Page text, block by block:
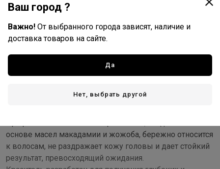
Доставка
Стоимость и способы доставки будут доступны при
оформлении заказа.
Описание
Совершенная технология и привычный алгоритм
основе масел макадамии и жожоба, бережно относится
к волосам, не раздражает кожу головы и дает стойкий
результат, превосходящий ожидания.
Ваш город ?
Важно! От выбранного города зависят, наличие и
доставка товаров на сайте.
Да
Нет, выбрать другой